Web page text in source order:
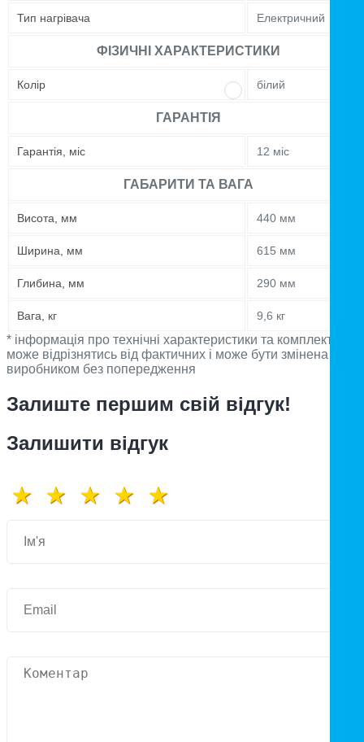
Тип нагрівача Електричний
ФІЗИЧНІ ХАРАКТЕРИСТИКИ
Колір білий
ГАРАНТІЯ
Гарантія, міс 12 міс
ГАБАРИТИ ТА ВАГА
Висота, мм 440 мм
Ширина, мм 615 мм
Глибина, мм 290 мм
Вага, кг 9,6 кг
* інформація про технічні характеристики та комплектацію
може відрізнятись від фактичних і може бути змінена
виробником без попередження
Залиште першим свій відгук!
Залишити відгук